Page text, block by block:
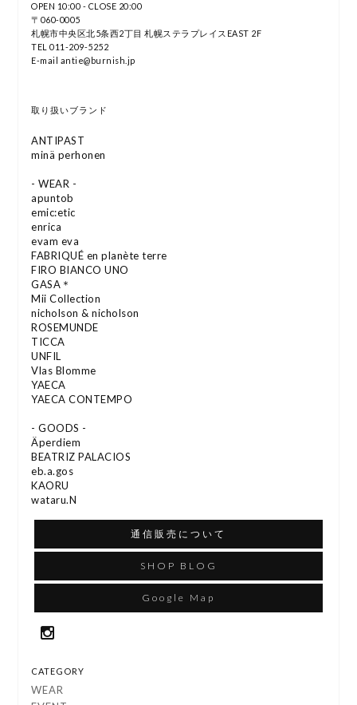
OPEN 10:00 - CLOSE 20:00
〒060-0005
札幌市中央区北5条西2丁目 札幌ステラプレイスEAST 2F
TEL 011-209-5252
E-mail antie@burnish.jp
取り扱いブランド
ANTIPAST
minä perhonen
- WEAR -
apuntob
emic:etic
enrica
evam eva
FABRIQUÉ en planète terre
FIRO BIANCO UNO
GASA＊
Mii Collection
nicholson & nicholson
ROSEMUNDE
TICCA
UNFIL
Vlas Blomme
YAECA
YAECA CONTEMPO
- GOODS -
Äperdiem
BEATRIZ PALACIOS
eb.a.gos
KAORU
wataru.N
通信販売について
SHOP BLOG
Google Map
CATEGORY
WEAR